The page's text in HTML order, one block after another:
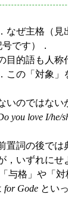
なぜ主格（
です）．
的語も人称
この「対象
のではない
you love I/he/
詞の後では
いずれにせ
格」や「対
for Gode とい